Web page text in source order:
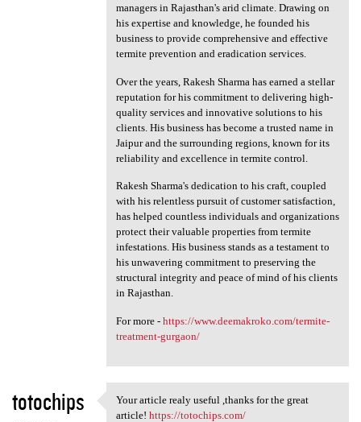
managers in Rajasthan's arid climate. Drawing on
his expertise and knowledge, he founded his
business to provide comprehensive and effective
termite prevention and eradication services.
Over the years, Rakesh Sharma has earned a stellar
reputation for his commitment to delivering high-
quality services and innovative solutions to his
clients. His business has become a trusted name in
Jaipur and the surrounding regions, known for its
reliability and excellence in termite control.
Rakesh Sharma's dedication to his craft, coupled
with his relentless pursuit of customer satisfaction,
has helped countless individuals and organizations
protect their valuable properties from termite
infestations. His business stands as a testament to
his unwavering commitment to preserving the
structural integrity and peace of mind of his clients
in Rajasthan.
For more - https://www.deemakroko.com/termite-
treatment-gurgaon/
totochips Your article realy useful
Your article realy useful ,thanks for the great
article! https://totochips.com/